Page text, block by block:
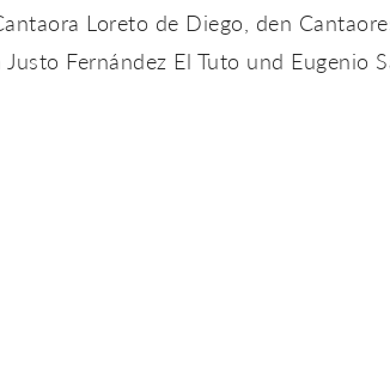
Loreto de Diego, den
Fernández El Tuto und Eugenio